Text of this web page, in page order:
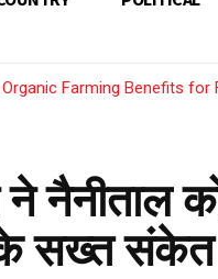
Organic Farming Benefits for
How Young Entrepreneurs
नैनीताल
सख्त संकेत